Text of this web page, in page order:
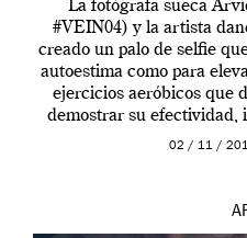
La fotógrafa sueca
#VEIN04) y la artista
creado un palo de selfie
autoestima como para
ejercicios aeróbicos que
demostrar su efectividad,
prueba
02 / 11 /